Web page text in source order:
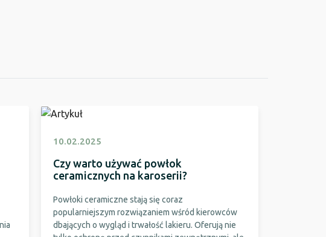
10.02.2025
Czy warto używać powłok
ceramicznych na karoserii?
Powłoki ceramiczne stają się coraz
popularniejszym rozwiązaniem wśród kierowców
dbających o wygląd i trwałość lakieru. Oferują nie